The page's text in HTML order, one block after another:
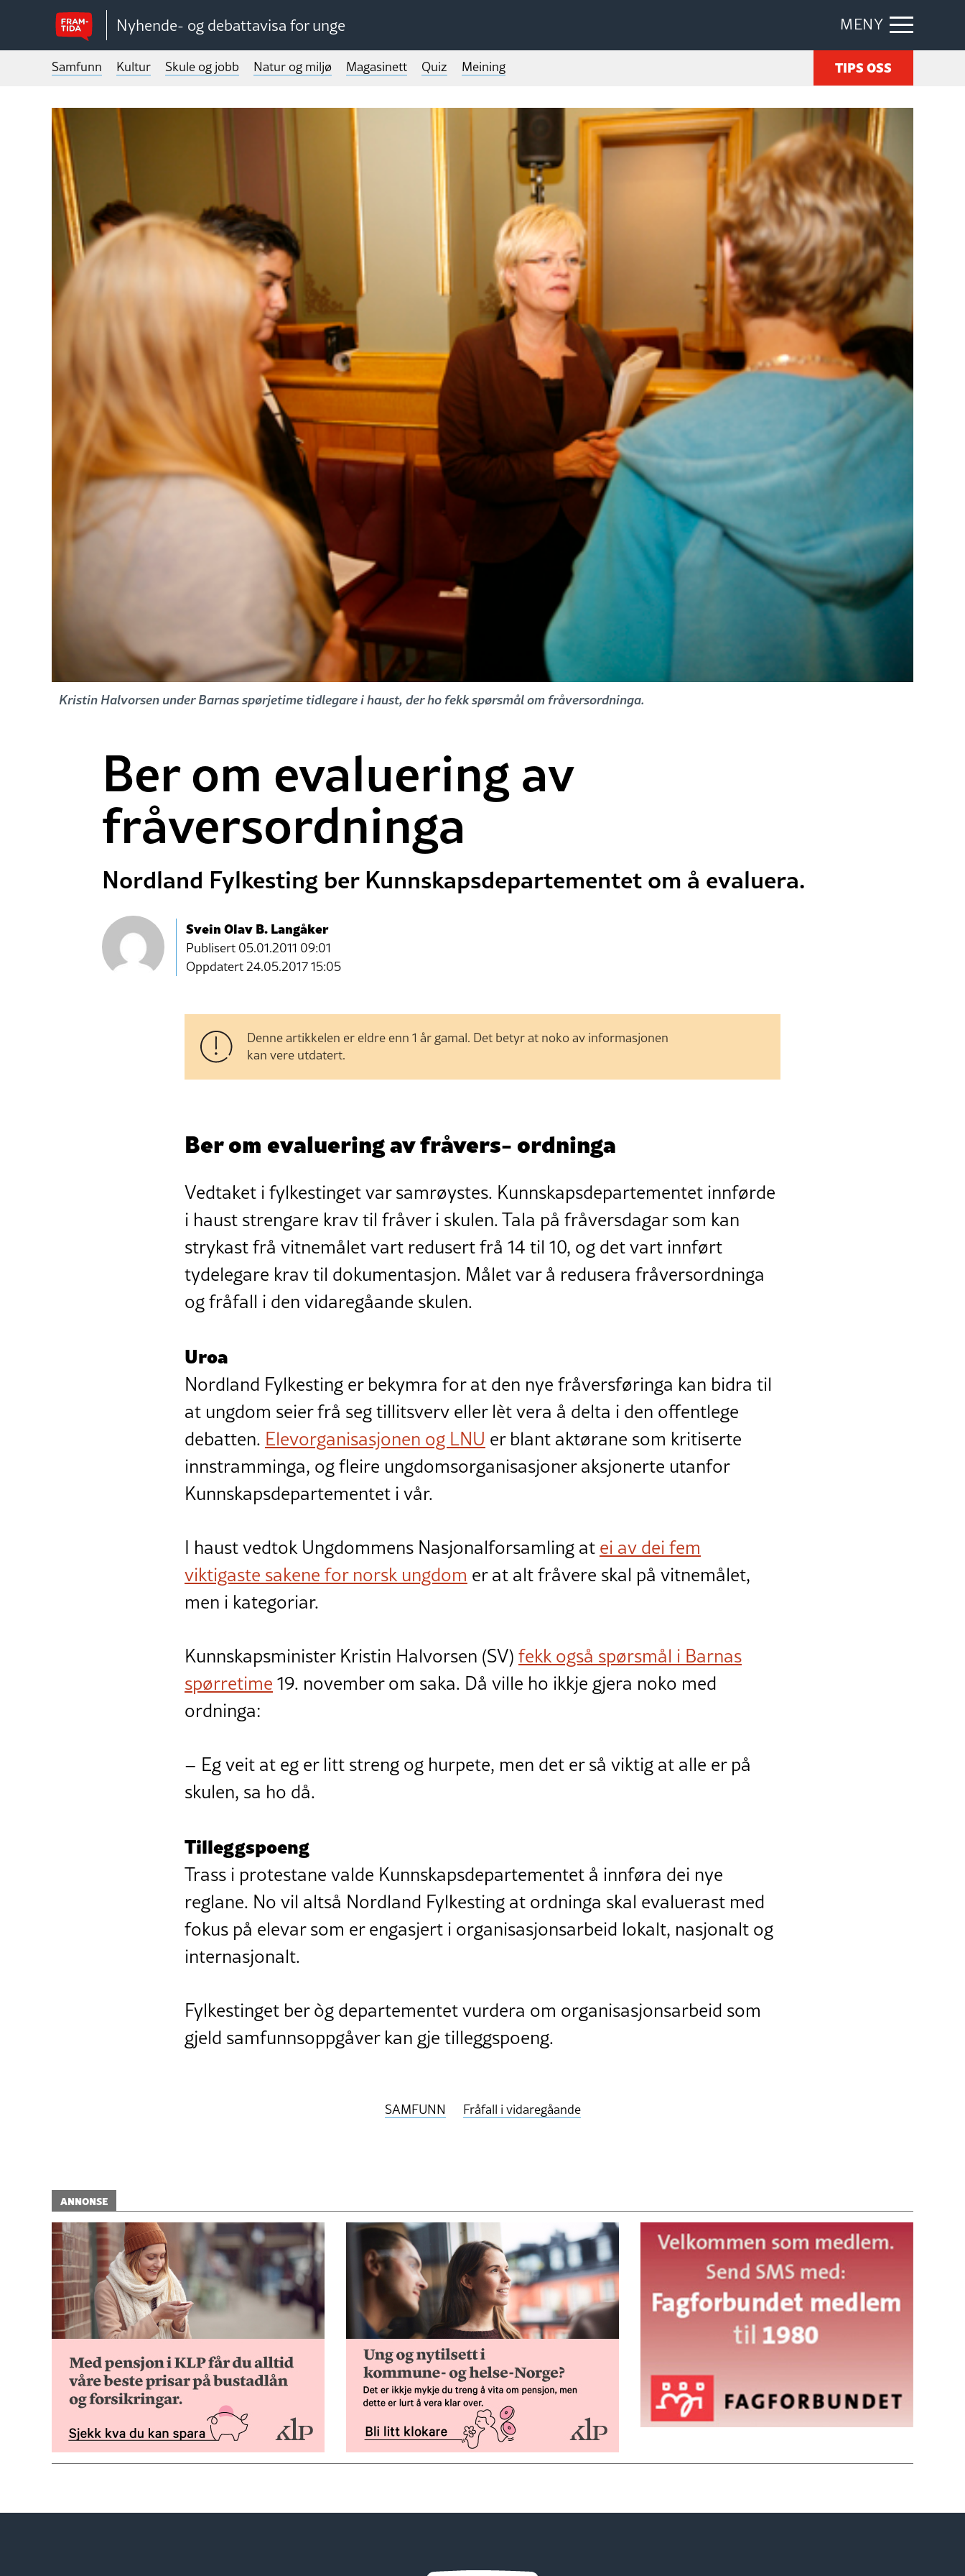
Nyhende- og debattavisa for unge MENY
Samfunn Kultur Skule og jobb Natur og miljø Magasinett Quiz Meining TIPS OSS
Kristin Halvorsen under Barnas spørjetime tidlegare i haust, der ho fekk spørsmål om fråversordninga.
Ber om evaluering av
fråversordninga
Nordland Fylkesting ber Kunnskapsdepartementet om å evaluera.
Svein Olav B. Langåker
Publisert 05.01.2011 09:01
Oppdatert 24.05.2017 15:05
Denne artikkelen er eldre enn 1 år gamal. Det betyr at noko av informasjonen
kan vere utdatert.
Ber om evaluering av fråvers- ordninga
Vedtaket i fylkestinget var samrøystes. Kunnskapsdepartementet innførde
i haust strengare krav til fråver i skulen. Tala på fråversdagar som kan
strykast frå vitnemålet vart redusert frå 14 til 10, og det vart innført
tydelegare krav til dokumentasjon. Målet var å redusera fråversordninga
og fråfall i den vidaregåande skulen.
Uroa
Nordland Fylkesting er bekymra for at den nye fråversføringa kan bidra til
at ungdom seier frå seg tillitsverv eller lèt vera å delta i den offentlege
debatten. Elevorganisasjonen og LNU er blant aktørane som kritiserte
innstramminga, og fleire ungdomsorganisasjoner aksjonerte utanfor
Kunnskapsdepartementet i vår.
I haust vedtok Ungdommens Nasjonalforsamling atei av dei fem
viktigaste sakene for norsk ungdom er at alt fråvere skal på vitnemålet,
men i kategoriar.
Kunnskapsminister Kristin Halvorsen (SV)fekk også spørsmål i Barnas
spørretime19. november om saka. Då ville ho ikkje gjera noko med
ordninga:
– Eg veit at eg er litt streng og hurpete, men det er så viktig at alle er på
skulen, sa ho då.
Tilleggspoeng
Trass i protestane valde Kunnskapsdepartementet å innføra dei nye
reglane. No vil altså Nordland Fylkesting at ordninga skal evaluerast med
fokus på elevar som er engasjert i organisasjonsarbeid lokalt, nasjonalt og
internasjonalt.
Fylkestinget ber òg departementet vurdera om organisasjonsarbeid som
gjeld samfunnsoppgåver kan gje tilleggspoeng.
SAMFUNN Fråfall i vidaregåande
ANNONSE